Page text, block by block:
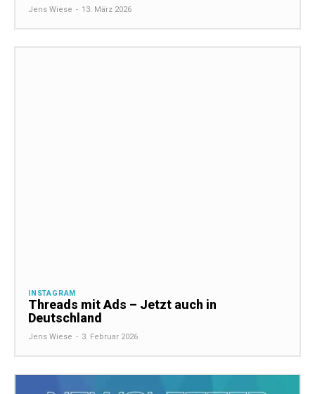
Jens Wiese - 13. März 2026
INSTAGRAM
Threads mit Ads – Jetzt auch in
Deutschland
Jens Wiese - 3. Februar 2026